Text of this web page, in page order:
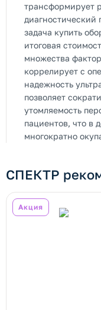
трансформирует
диагностический
задача купить
итоговая
множества
коррелирует с
надежность
позволяет
утомляемость
пациентов, что в
многократно
СПЕКТР
Акция